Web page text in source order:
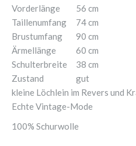
Vorderlänge
Taillenumfang
Brustumfang
Ärmellänge
Schulterbreite
Zustand
56 cm
74 cm
90 cm
60 cm
38 cm
gut
kleine Löchlein im Revers und
Echte Vintage-Mode
100% Schurwolle